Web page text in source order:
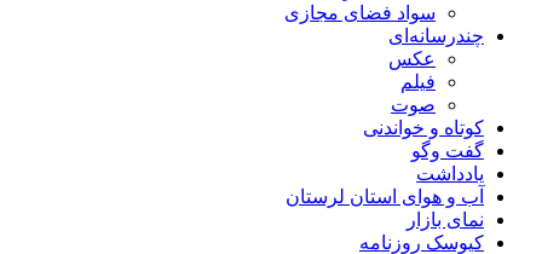
سواد فضای مجازی
چندرسانه‌ای
عكس
فیلم
صوت
کوتاه و خواندنی
گفت وگو
یادداشت
آب و هوای استان لرستان
نمای بازار
کیوسک روزنامه